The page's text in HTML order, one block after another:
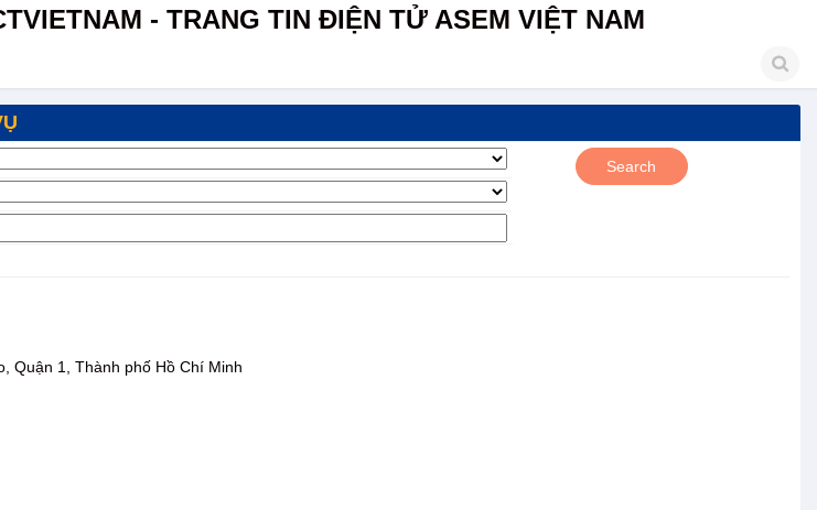
- TRANG TIN ĐIỆN TỬ ASEM VIỆT NAM
Quận 1, Thành phố Hồ Chí Minh